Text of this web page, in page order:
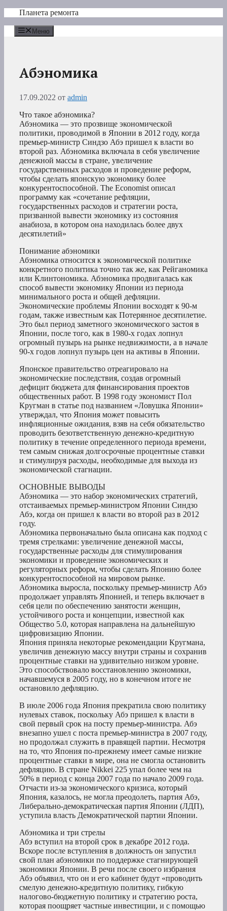
Перейти
содержимому
Планета ремонта
Меню
Абэномика
17.09.2022 от admin
Что такое абэномика?
Абэномика — это прозвище экономической
политики, проводимой в Японии в 2012 году, когда
премьер-министр Синдзо Абэ пришел к власти во
второй раз. Абэномика включала в себя увеличение
денежной массы в стране, увеличение
государственных расходов и проведение реформ,
чтобы сделать японскую экономику более
конкурентоспособной. The Economist описал
программу как «сочетание рефляции,
государственных расходов и стратегии роста,
призванной вывести экономику из состояния
анабиоза, в котором она находилась более двух
десятилетий»
Понимание абэномики
Абэномика относится к экономической политике
конкретного политика точно так же, как Рейганомика
или Клинтономика. Абэномика продвигалась как
способ вывести экономику Японии из периода
минимального роста и общей дефляции.
Экономические проблемы Японии восходят к 90-м
годам, также известным как Потерянное десятилетие.
Это был период заметного экономического застоя в
Японии, после того, как в 1980-х годах лопнул
огромный пузырь на рынке недвижимости, а в начале
90-х годов лопнул пузырь цен на активы в Японии.
Японское правительство отреагировало на
экономические последствия, создав огромный
дефицит бюджета для финансирования проектов
общественных работ. В 1998 году экономист Пол
Кругман в статье под названием «Ловушка Японии»
утверждал, что Япония может повысить
инфляционные ожидания, взяв на себя обязательство
проводить безответственную денежно-кредитную
политику в течение определенного периода времени,
тем самым снижая долгосрочные процентные ставки
и стимулируя расходы, необходимые для выхода из
экономической стагнации.
ОСНОВНЫЕ ВЫВОДЫ
Абэномика — это набор экономических стратегий,
отстаиваемых премьер-министром Японии Синдзо
Абэ, когда он пришел к власти во второй раз в 2012
году.
Абэномика первоначально была описана как подход с
тремя стрелками: увеличение денежной массы,
государственные расходы для стимулирования
экономики и проведение экономических и
регуляторных реформ, чтобы сделать Японию более
конкурентоспособной на мировом рынке.
Абэномика выросла, поскольку премьер-министр Абэ
продолжает управлять Японией, и теперь включает в
себя цели по обеспечению занятости женщин,
устойчивого роста и концепции, известной как
Общество 5.0, которая направлена на дальнейшую
цифровизацию Японии.
Япония приняла некоторые рекомендации Кругмана,
увеличив денежную массу внутри страны и сохранив
процентные ставки на удивительно низком уровне.
Это способствовало восстановлению экономики,
начавшемуся в 2005 году, но в конечном итоге не
остановило дефляцию.
В июле 2006 года Япония прекратила свою политику
нулевых ставок, поскольку Абэ пришел к власти в
свой первый срок на посту премьер-министра. Абэ
внезапно ушел с поста премьер-министра в 2007 году,
но продолжал служить в правящей партии. Несмотря
на то, что Япония по-прежнему имеет самые низкие
процентные ставки в мире, она не смогла остановить
дефляцию. В стране Nikkei 225 упал более чем на
50% в период с конца 2007 года по начало 2009 года.
Отчасти из-за экономического кризиса, который
Япония, казалось, не могла преодолеть, партия Абэ,
Либерально-демократическая партия Японии (ЛДП),
уступила власть Демократической партии Японии.
Абэномика и три стрелы
Абэ вступил на второй срок в декабре 2012 года.
Вскоре после вступления в должность он запустил
свой план абэномики по поддержке стагнирующей
экономики Японии. В речи после своего избрания
Абэ объявил, что он и его кабинет будут «проводить
смелую денежно-кредитную политику, гибкую
налогово-бюджетную политику и стратегию роста,
которая поощряет частные инвестиции, и с помощью